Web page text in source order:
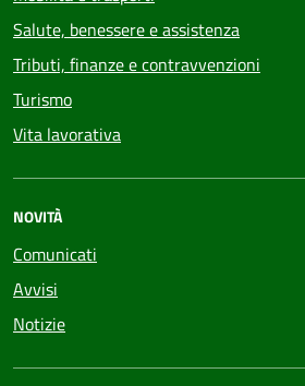
Salute, benessere e assistenza
Tributi, finanze e contravvenzioni
Turismo
Vita lavorativa
NOVITÀ
Comunicati
Avvisi
Notizie